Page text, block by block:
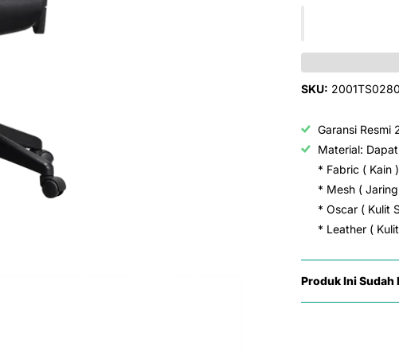
SKU:
Garansi Resmi
Material:
* Fabric ( Kain )
* Mesh (
* Oscar ( Kulit
* Leather (
Produk Ini Sudah